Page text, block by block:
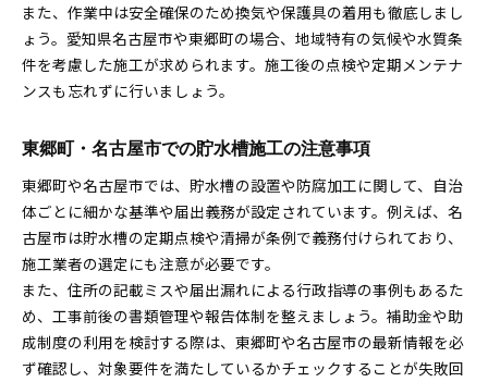
また、作業中は安全確保のため換気や保護具の着用も徹底しまし
ょう。愛知県名古屋市や東郷町の場合、地域特有の気候や水質条
件を考慮した施工が求められます。施工後の点検や定期メンテナ
ンスも忘れずに行いましょう。
東郷町・名古屋市での貯水槽施工の注意事項
東郷町や名古屋市では、貯水槽の設置や防腐加工に関して、自治
体ごとに細かな基準や届出義務が設定されています。例えば、名
古屋市は貯水槽の定期点検や清掃が条例で義務付けられており、
施工業者の選定にも注意が必要です。
また、住所の記載ミスや届出漏れによる行政指導の事例もあるた
め、工事前後の書類管理や報告体制を整えましょう。補助金や助
成制度の利用を検討する際は、東郷町や名古屋市の最新情報を必
ず確認し、対象要件を満たしているかチェックすることが失敗回